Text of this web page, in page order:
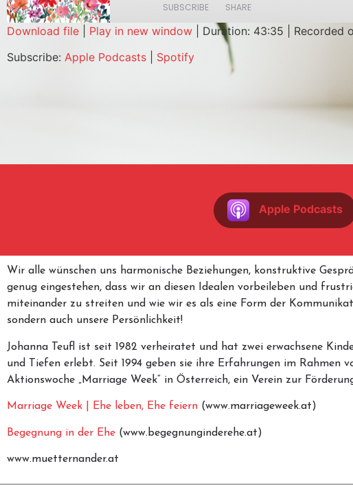
SUBSCRIBE SHARE
SHARE
Download file Play in new window Duration: 43:35
Recorded
Subscribe: Apple Podcasts Spotify
Apple Podcasts
Wir alle wünschen uns harmonische Beziehungen, konstruktive
genug eingestehen, dass wir an diesen Idealen vorbeileben und
miteinander zu streiten und wie wir es als eine Form der
sondern auch unsere Persönlichkeit!
Johanna Teufl ist seit 1982 verheiratet und hat zwei erwachsene
und Tiefen erlebt. Seit 1994 geben sie ihre Erfahrungen im Rahmen
Aktionswoche „Marriage Week“ in Österreich, ein Verein zur
Marriage Week | Ehe leben, Ehe feiern (www.marriageweek.at)
Begegnung in der Ehe (www.begegnunginderehe.at)
www.muetternander.at